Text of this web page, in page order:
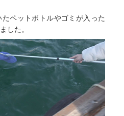
ペットボトルやゴミが入った
した。